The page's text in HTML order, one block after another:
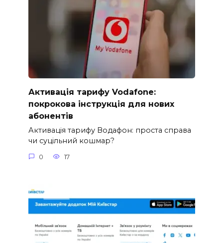
Активація тарифу Vodafone:
покрокова інструкція для нових
абонентів
Активація тарифу Водафон: проста справа
чи суцільний кошмар?
0 17